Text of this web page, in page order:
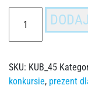
SKU: KUB_45
konkursie, prezent